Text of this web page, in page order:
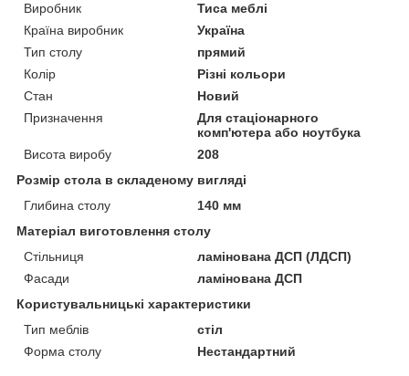
Виробник
Тиса меблі
Країна виробник
Україна
Тип столу
прямий
Колір
Різні кольори
Стан
Новий
Призначення
Для стаціонарного
комп'ютера або ноутбука
Висота виробу
208
Розмір стола в складеному вигляді
Глибина столу
140 мм
Матеріал виготовлення столу
Стільниця
ламінована ДСП (ЛДСП)
Фасади
ламінована ДСП
Користувальницькі характеристики
Тип меблів
стіл
Форма столу
Нестандартний